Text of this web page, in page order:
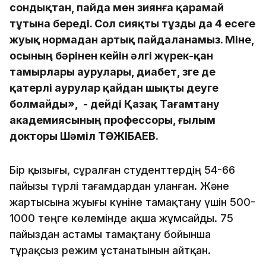
сондықтан, пайда мен зиянға қарамай
тұтына береді. Сол сияқты тұзды да 4 есеге
жуық нормадан артық пайдаланамыз. Міне,
осының бәрінен кейін әлгі жүрек-қан
тамырлары аурулары, диабет, өзге де
қатерлі аурулар қайдан шықты деуге
болмайды», - дейді Қазақ Тағамтану
академиясының профессоры, ғылым
докторы Шәміл ТӘЖІБАЕВ.
Бір қызығы, сұралған студенттердің 54-66
пайызы түрлі тағамдардан уланған. Және
жартысына жуығы күніне тамақтану үшін 500-
1000 теңге көлемінде ақша жұмсайды. 75
пайыздан астамы тамақтану бойынша
тұрақсыз режим ұстанатынын айтқан.